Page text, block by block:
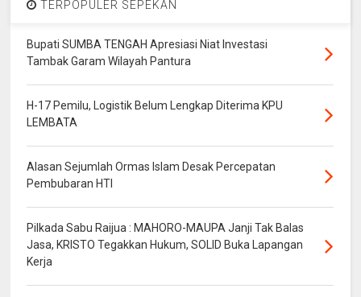
TERPOPULER SEPEKAN
Bupati SUMBA TENGAH Apresiasi Niat Investasi
Tambak Garam Wilayah Pantura
H-17 Pemilu, Logistik Belum Lengkap Diterima KPU
LEMBATA
Alasan Sejumlah Ormas Islam Desak Percepatan
Pembubaran HTI
Pilkada Sabu Raijua : MAHORO-MAUPA Janji Tak Balas
Jasa, KRISTO Tegakkan Hukum, SOLID Buka Lapangan
Kerja